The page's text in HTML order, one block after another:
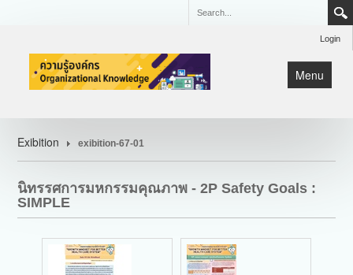
Login
Menu
หน้าแรก
KM
มหกรรมคุณภาพ CQI
Exibition exibition-67-01
นิทรรศการมหกรรมคุณภาพ - 2P Safety Goals :
SIMPLE